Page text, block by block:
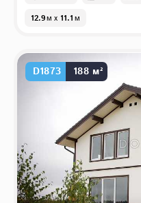
12.9м x 11.1м
D1873 188 м²